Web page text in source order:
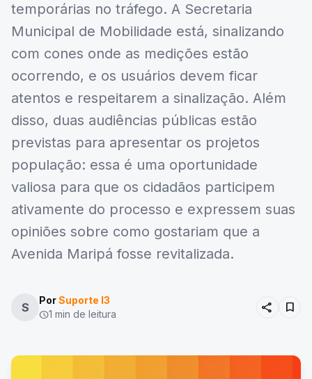
temporárias no tráfego. A Secretaria
Municipal de Mobilidade está, sinalizando
com cones onde as medições estão
ocorrendo, e os usuários devem ficar
atentos e respeitarem a sinalização. Além
disso, duas audiências públicas estão
previstas para apresentar os projetos
população: essa é uma oportunidade
valiosa para que os cidadãos participem
ativamente do processo e expressem suas
opiniões sobre como gostariam que a
Avenida Maripá fosse revitalizada.
S
PorSuporte I3
schedule1 min de leitura share bookmark